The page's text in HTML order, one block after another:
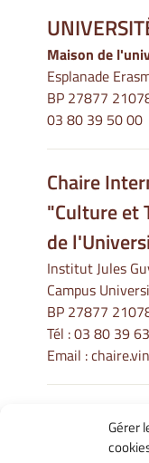
Gérer
Maison de
Esplanade
BP 27877
03 80 39 50 00
Chaire
"Culture et
de
Institut Jules
Campus
BP 27877
Tél :03 80 39
Email :